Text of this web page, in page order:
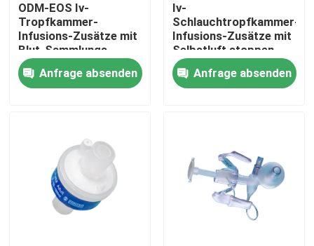
Qualitätskontrolle
Kontakt
Medizinischer Silikonkautschuk
Medizinisches Gummistopfen
ODM-EOS Iv-
Tropfkammer-
Infusions-Zusätze mit
Blut-Sammlungs-
Nadeln
Anfrage absenden
Iv-
Schlauchtropfkammer-
Infusions-Zusätze mit
Selbstluft stoppen
Funktion
Anfrage absenden